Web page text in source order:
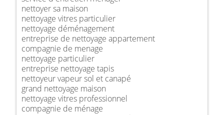
nettoyer sa maison
nettoyage vitres particulier
nettoyage déménagement
entreprise de nettoyage appartement
compagnie de menage
nettoyage particulier
entreprise nettoyage tapis
nettoyeur vapeur sol et canapé
grand nettoyage maison
nettoyage vitres professionnel
compagnie de ménage